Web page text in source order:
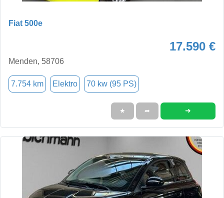
Fiat 500e
17.590 €
Menden, 58706
7.754 km Elektro 70 kw (95 PS)
★ ➦ ➜